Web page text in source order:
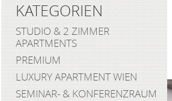
KATEGORIEN
STUDIO & 2 ZIMMER
APARTMENTS
PREMIUM
LUXURY APARTMENT WIEN
SEMINAR- & KONFERENZRAUM